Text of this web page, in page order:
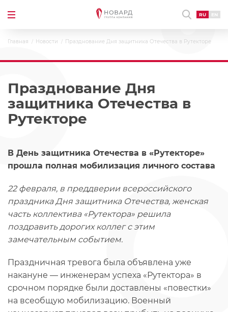
RU EN
Главная Новости Празднование Дня защитника Отечества в Рутекторе
Празднование Дня
защитника Отечества в
Рутекторе
В День защитника Отечества в «Рутекторе»
прошла полная мобилизация личного состава
22 февраля, в преддверии всероссийского
праздника Дня защитника Отечества, женская
часть коллектива «Рутектора» решила
поздравить дорогих коллег с этим
замечательным событием.
Праздничная тревога была объявлена уже
накануне — инженерам успеха «Рутектора» в
срочном порядке были доставлены «повестки»
на всеобщую мобилизацию. Военный